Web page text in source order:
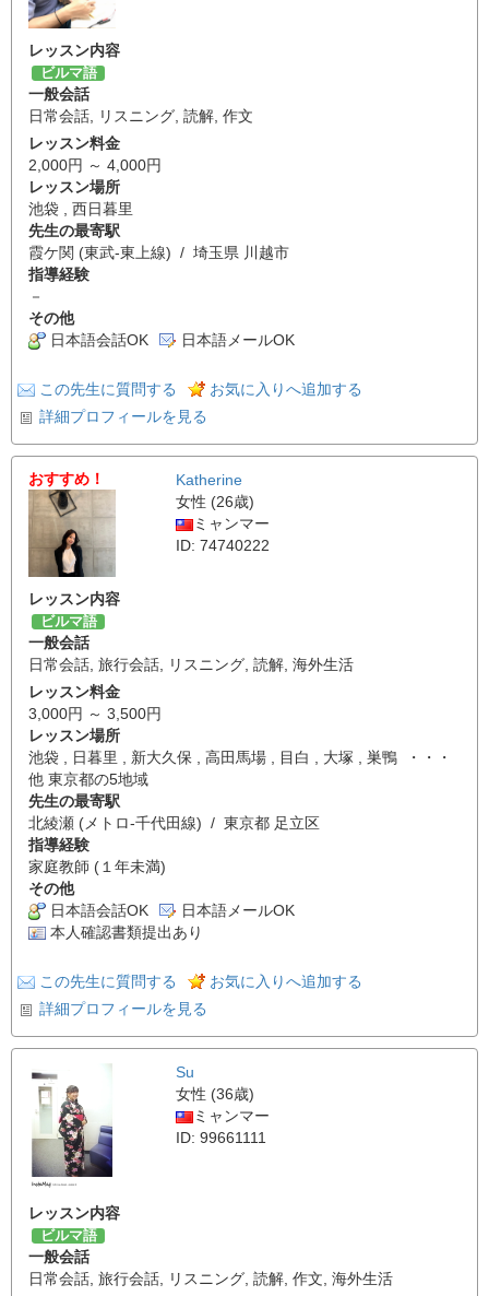
レッスン内容
ビルマ語
一般会話
日常会話
リスニング 読解 作文
レッスン料金
2,000円 ～ 4,000円
レッスン場所
池袋 , 西日暮里
先生の最寄駅
霞ケ関 (東武-東上線) / 埼玉県 川越市
指導経験
－
その他
日本語会話OK
日本語メールOK
この先生に質問する
お気に入りへ追加する
詳細プロフィールを見る
おすすめ！
Katherine
女性 (26歳)
ミャンマー
ID: 74740222
レッスン内容
ビルマ語
一般会話
日常会話 旅行会話 リスニング 読解 海外生活
レッスン料金
3,000円 ～ 3,500円
レッスン場所
池袋 , 日暮里 , 新大久保 , 高田馬場 , 目白 , 大塚 , 巣鴨 ・・・
他 東京都の5地域
先生の最寄駅
北綾瀬 (メトロ-千代田線) / 東京都 足立区
指導経験
家庭教師 (１年未満)
その他
日本語会話OK
日本語メールOK
本人確認書類提出あり
この先生に質問する
お気に入りへ追加する
詳細プロフィールを見る
Su
女性 (36歳)
ミャンマー
ID: 99661111
レッスン内容
ビルマ語
一般会話
日常会話 旅行会話 リスニング 読解 作文 海外生活